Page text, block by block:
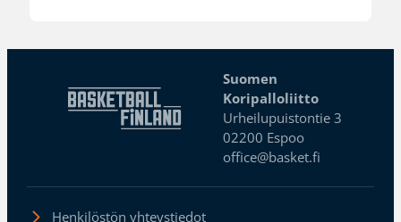
Suomen
Koripalloliitto
Urheilupuistontie 3
02200 Espoo
office@basket.fi
Henkilöstön yhteystiedot